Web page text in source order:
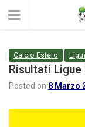
Calcio Estero
Risultati
Posted on 8 Marzo